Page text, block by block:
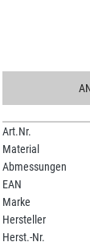
Art.Nr.
Material
Abmessungen
EAN
Marke
Hersteller
Herst.-Nr.